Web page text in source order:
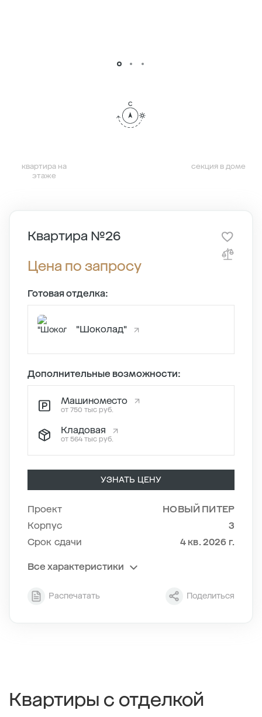
квартира на
этаже
секция в доме
Квартира №26
Цена по запросу
Готовая отделка:
"Шоколад"
Дополнительные возможности:
Машиноместо
от 750 тыс руб.
Кладовая
от 564 тыс руб.
УЗНАТЬ ЦЕНУ
Проект
НОВЫЙ ПИТЕР
Корпус
3
Срок сдачи
4 кв. 2026 г.
Все характеристики
Секция
1
Распечатать Поделиться
Квартиры с отделкой